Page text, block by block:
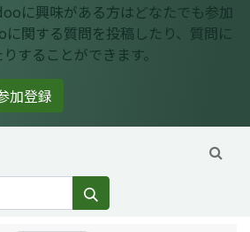
に興味がある方はどなたでも参加
に関する質問を投稿したり、質問に
することができます。
加登録